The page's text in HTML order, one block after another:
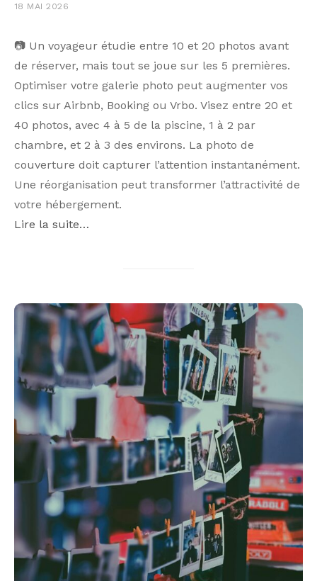
18 MAI 2026
📷 Un voyageur étudie entre 10 et 20 photos avant
de réserver, mais tout se joue sur les 5 premières.
Optimiser votre galerie photo peut augmenter vos
clics sur Airbnb, Booking ou Vrbo. Visez entre 20 et
40 photos, avec 4 à 5 de la piscine, 1 à 2 par
chambre, et 2 à 3 des environs. La photo de
couverture doit capturer l’attention instantanément.
Une réorganisation peut transformer l’attractivité de
votre hébergement.
Lire la suite…